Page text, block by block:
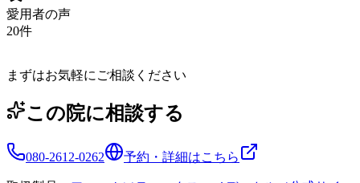
愛用者の声
20件
まずはお気軽にご相談ください
この院に相談する
080-2612-0262 予約・詳細はこちら